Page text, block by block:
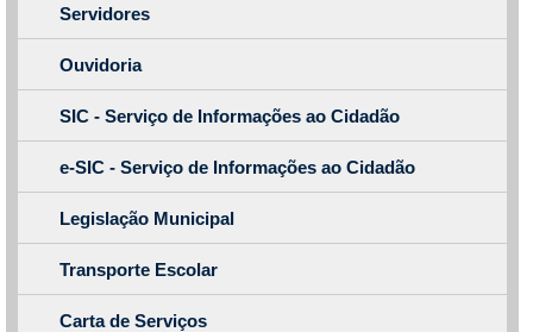
Servidores
Ouvidoria
SIC - Serviço de Informações ao Cidadão
e-SIC - Serviço de Informações ao Cidadão
Legislação Municipal
Transporte Escolar
Carta de Serviços